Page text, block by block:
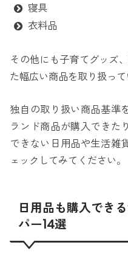
寝具
衣料品
その他にも子育てグッズ
た幅広い商品を取り扱っ
独自の取り扱い商品基準
ランド商品が購入できた
できない日用品や生活雑
ェックしてみてください。
日用品も購入でき
パー14選